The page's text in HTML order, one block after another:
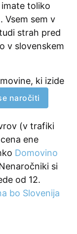
toliko
Vsem sem v
strah pred
v slovenskem
ki izide
naročiti
(v trafiki
ene
Domovino
si
od 12.
bo Slovenija